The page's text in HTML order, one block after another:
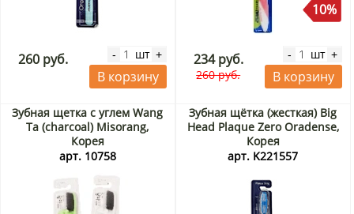
260 руб. - шт +
В корзину
10%
234 руб.
260 руб.
- шт +
В корзину
Зубная щетка с углем Wang
Ta (charcoal) Misorang,
Корея
арт. 10758
Зубная щётка (жесткая) Big
Head Plaque Zero Oradense,
Корея
арт. K221557